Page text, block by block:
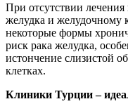
При отсутствии лечения
желудка и желудочному
некоторые формы
риск рака желудка,
истончение слизистой
клетках.
Клиники Турции –